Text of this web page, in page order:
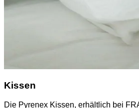
Kissen
Die Pyrenex Kissen, erhältlich bei